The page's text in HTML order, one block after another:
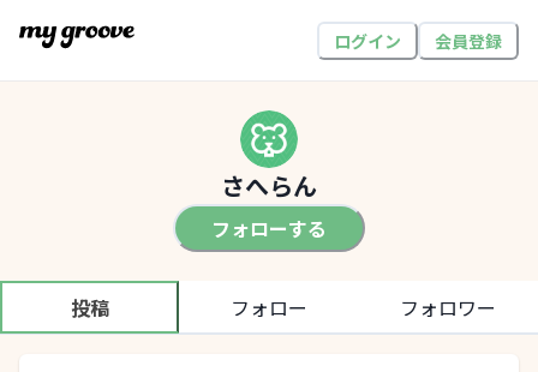
ログイン 会員登録
さへらん
フォローする
投稿 フォロー フォロワー